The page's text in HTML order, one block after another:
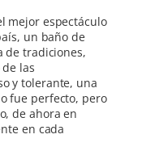
mejor espectáculo
un baño de
de tradiciones,
las
y tolerante, una
fue perfecto, pero
de ahora en
en cada